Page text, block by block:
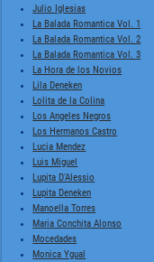
Julio Iglesias
La Balada Romantica Vol. 1
La Balada Romantica Vol. 2
La Balada Romantica Vol. 3
La Hora de los Novios
Lila Deneken
Lolita de la Colina
Los Angeles Negros
Los Hermanos Castro
Lucia Mendez
Luis Miguel
Lupita D'Alessio
Lupita Deneken
Manoella Torres
Maria Conchita Alonso
Mocedades
Monica Ygual